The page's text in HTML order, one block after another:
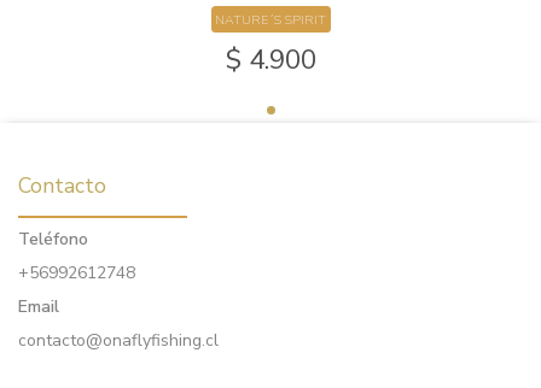
NATURE´S SPIRIT
$ 4.900
Contacto
Teléfono
+56992612748
Email
contacto@onaflyfishing.cl